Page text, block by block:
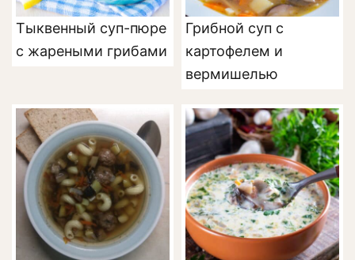
Тыквенный суп-пюре
с жареными грибами
Грибной суп с
картофелем и
вермишелью